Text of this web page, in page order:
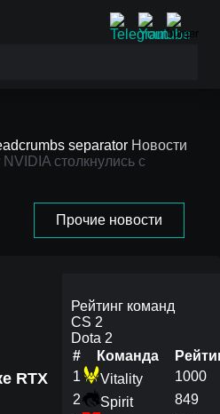
Новости
NVIDIA столкнулись с
Прочие новости
с
RTX
Рейтинг команд
CS 2
Dota 2
#
Команда
1
Vitality
1000
2
Spirit
849